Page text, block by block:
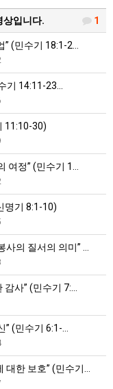
1
상입니다.
(민수기 18:1-2…
기 14:11-23…
11:10-30)
여정” (민수기 1…
명기 8:1-10)
의 질서의 의미” …
사” (민수기 7:…
(민수기 6:1-…
한 보호” (민수기…